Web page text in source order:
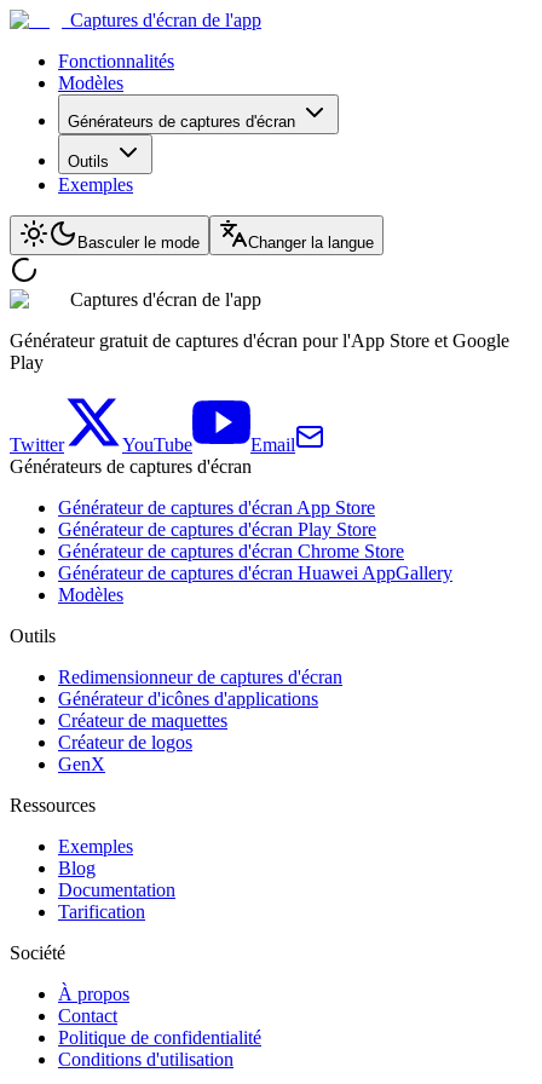
Captures d'écran de l'app
Fonctionnalités
Modèles
Générateurs de captures d'écran
Outils
Exemples
Basculer le mode Changer la langue
Captures d'écran de l'app
Générateur gratuit de captures d'écran pour l'App Store et Google
Play
Twitter YouTube
Email
Générateurs de captures d'écran
Générateur de captures d'écran App Store
Générateur de captures d'écran Play Store
Générateur de captures d'écran Chrome Store
Générateur de captures d'écran Huawei AppGallery
Modèles
Outils
Redimensionneur de captures d'écran
Générateur d'icônes d'applications
Créateur de maquettes
Créateur de logos
GenX
Ressources
Exemples
Blog
Documentation
Tarification
Société
À propos
Contact
Politique de confidentialité
Conditions d'utilisation